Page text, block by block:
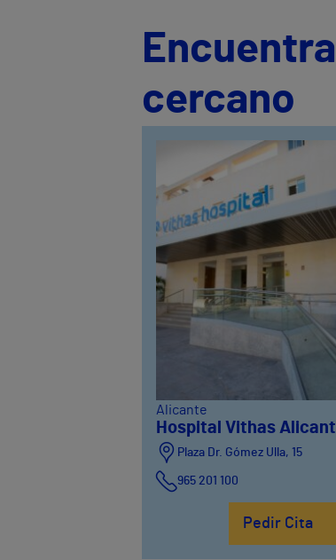
cercano
Alicante
Hospital Vithas
Plaza Dr. Gómez Ulla, 15
965 201 100
Pedir Cita